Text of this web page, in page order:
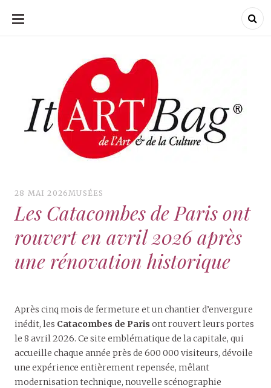
ALLER
CONTENU
ItArtBag
ItArtBag
28 MAI 2026 MUSÉES
Les Catacombes de Paris ont
rouvert en avril 2026 après
une rénovation historique
Après cinq mois de fermeture et un chantier d’envergure
inédit, les Catacombes de Paris ont rouvert leurs portes
le 8 avril 2026. Ce site emblématique de la capitale, qui
accueille chaque année près de 600 000 visiteurs, dévoile
une expérience entièrement repensée, mêlant
modernisation technique, nouvelle scénographie